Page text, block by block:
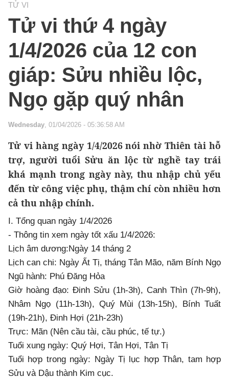
TỬ VI
Tử vi thứ 4 ngày
1/4/2026 của 12 con
giáp: Sửu nhiều lộc,
Ngọ gặp quý nhân
Wednesday, 01/04/2026 - 05:36:58 AM
Tử vi hàng ngày 1/4/2026 nói nhờ Thiên tài hỗ
trợ, người tuổi Sửu ăn lộc từ nghề tay trái
khá mạnh trong ngày này, thu nhập chủ yếu
đến từ công việc phụ, thậm chí còn nhiều hơn
cả thu nhập chính.
I. Tổng quan ngày 1/4/2026
- Thông tin xem ngày tốt xấu 1/4/2026:
Lịch âm dương:Ngày 14 tháng 2
Lịch can chi: Ngày Ất Tị, tháng Tân Mão, năm Bính Ngọ
Ngũ hành: Phú Đăng Hỏa
Giờ hoàng đạo: Đinh Sửu (1h-3h), Canh Thìn (7h-9h),
Nhâm Ngọ (11h-13h), Quý Mùi (13h-15h), Bính Tuất
(19h-21h), Đinh Hợi (21h-23h)
Trực: Mãn (Nên cầu tài, cầu phúc, tế tự.)
Tuổi xung ngày: Quý Hợi, Tân Hợi, Tân Tị
Tuổi hợp trong ngày: Ngày Tị lục hợp Thân, tam hợp
Sửu và Dậu thành Kim cục.